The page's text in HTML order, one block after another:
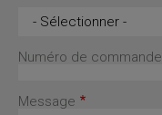
Sujet
Numéro de commande
Message